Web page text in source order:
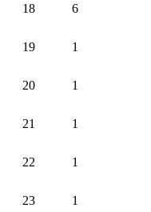
18 6
19 1
20 1
21 1
22 1
23 1